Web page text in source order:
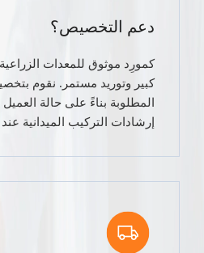
دعم التخصيص؟
كمورِد موثوق للمعدات
كبير وتوريد مستمر. نقوم
المطلوبة بناءً على حالة العميل
إرشادات التركيب الميدانية